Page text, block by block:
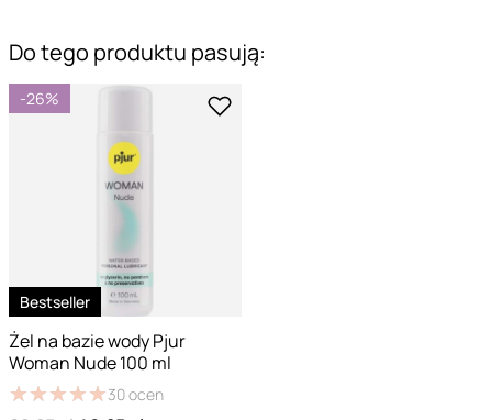
Do tego produktu pasują:
-26%
Bestseller
Żel na bazie wody Pjur
Woman Nude 100 ml
★★★★★
★★★★★30ocen